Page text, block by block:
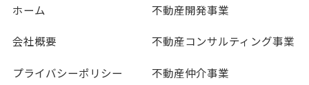
ホーム
会社概要
プライバシーポリシー
不動産開発事業
不動産コンサルティング事業
不動産仲介事業